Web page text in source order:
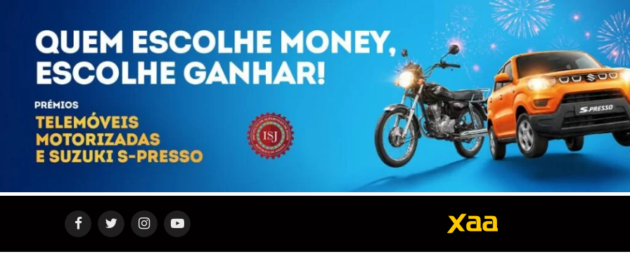
FacebookTwitterInstagramYouTube